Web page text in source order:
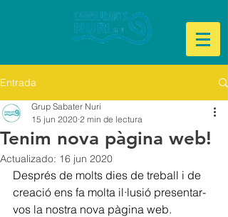
Entrada
Tenim nova pàgina web!
Grup Sabater Nuri
15 jun 2020 2 min de lectura
Actualizado: 16 jun 2020
Després de molts dies de treball i de
creació ens fa molta il·lusió presentar-
vos la nostra nova pàgina web.